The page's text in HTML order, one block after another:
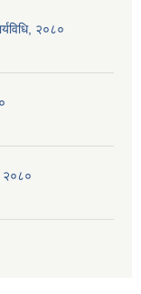
२०८०
२०८०